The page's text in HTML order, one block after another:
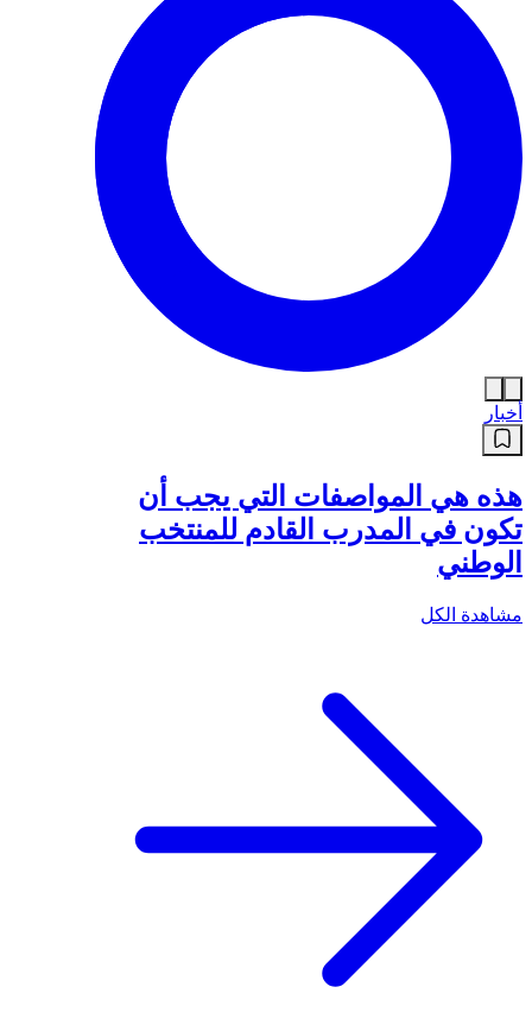
أخبار
هذه هي المواصفات التي يجب أن
تكون في المدرب القادم للمنتخب
الوطني
مشاهدة الكل